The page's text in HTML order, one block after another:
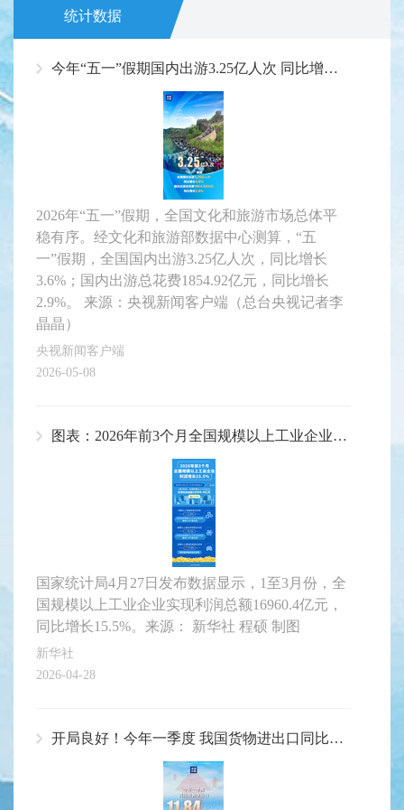
统计数据
今年“五一”假期国内出游3.25亿人次 同比增长3.6%
2026年“五一”假期，全国文化和旅游市场总体平
稳有序。经文化和旅游部数据中心测算，“五
一”假期，全国国内出游3.25亿人次，同比增长
3.6%；国内出游总花费1854.92亿元，同比增长
2.9%。 来源：央视新闻客户端（总台央视记者李
晶晶）
央视新闻客户端
2026-05-08
图表：2026年前3个月全国规模以上工业企业利润增长15.5%
国家统计局4月27日发布数据显示，1至3月份，全
国规模以上工业企业实现利润总额16960.4亿元，
同比增长15.5%。来源： 新华社 程硕 制图
新华社
2026-04-28
开局良好！今年一季度 我国货物进出口同比增长15%